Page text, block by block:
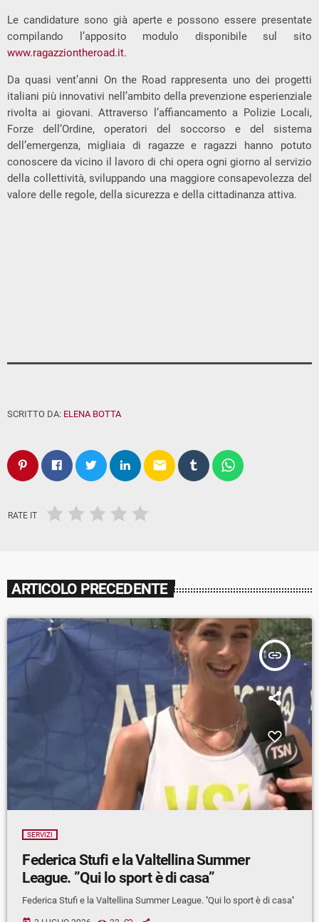
Le candidature sono già aperte e possono essere presentate
compilando l’apposito modulo disponibile sul sito
www.ragazziontheroad.it.
Da quasi vent’anni On the Road rappresenta uno dei progetti
italiani più innovativi nell’ambito della prevenzione esperienziale
rivolta ai giovani. Attraverso l’affiancamento a Polizie Locali,
Forze dell’Ordine, operatori del soccorso e del sistema
dell’emergenza, migliaia di ragazze e ragazzi hanno potuto
conoscere da vicino il lavoro di chi opera ogni giorno al servizio
della collettività, sviluppando una maggiore consapevolezza del
valore delle regole, della sicurezza e della cittadinanza attiva.
SCRITTO DA: ELENA BOTTA
email
RATE IT
ARTICOLO PRECEDENTE
insert_link
SERVIZI
Federica Stufi e la Valtellina Summer
League. ”Qui lo sport è di casa”
Federica Stufi e la Valtellina Summer League. ''Qui lo sport è di casa''